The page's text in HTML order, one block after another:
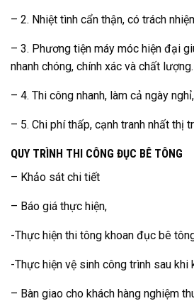
– 2. Nhiệt tình cẩn thận, có trách
– 3. Phương tiện máy móc hiện đại
nhanh chóng, chính xác và chất lượng.
– 4. Thi công nhanh, làm cả ngày
– 5. Chi phí thấp, cạnh tranh nhất thị
QUY TRÌNH THI CÔNG ĐỤC BÊ TÔNG
– Khảo sát chi tiết
– Báo giá thực hiện,
-Thực hiện thi tông khoan đục bê
-Thực hiện vệ sinh công trình sau khi
– Bàn giao cho khách hàng nghiệm